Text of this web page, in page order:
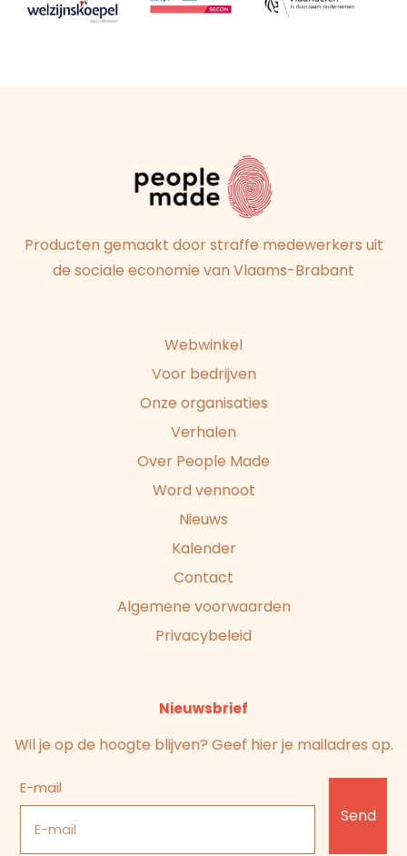
Producten gemaakt door straffe medewerkers uit
de sociale economie van Vlaams-Brabant
Webwinkel
Voor bedrijven
Onze organisaties
Verhalen
Over People Made
Word vennoot
Nieuws
Kalender
Contact
Algemene voorwaarden
Privacybeleid
Nieuwsbrief
Wil je op de hoogte blijven? Geef hier je mailadres op.
E-mail
Send